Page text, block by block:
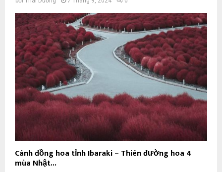
Cánh đồng hoa tỉnh Ibaraki – Thiên đường hoa 4
mùa Nhật...